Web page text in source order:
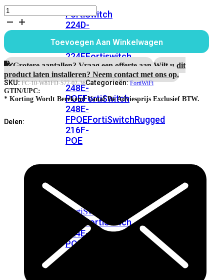
FortiSwitch
224D-
248DFortiSwitch
224EFortiswitch
224E-
POEFortiSwitch
248E-
POEFortiSwitch
248E-
FPOEFortiSwitchRugged
216F-
POE
FortiSwitch
FortiSwitch
424E-
POE
424E-
FortiWiFi-
81F-
3G4G-
POE
3
jaar
Inline
Malware
Prevention
Service
Toevoegen Aan Winkelwagen
Grotere aantallen? Vraag een offerte aan.Wilt u dit
product laten installeren? Neem contact met ons op.
SKU:FC-10-W81FD-577-02-36Categorieën:FortiWiFi
GTIN/UPC:
* Korting Wordt Berekend Vanaf De Adviesprijs Exclusief BTW.
Delen: